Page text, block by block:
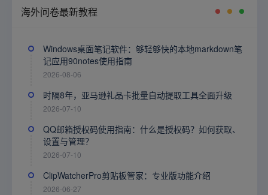
海外问卷最新教程
Windows桌面笔记软件：够轻够快的本地markdown笔
记应用90notes使用指南
2026-08-06
时隔8年，亚马逊礼品卡批量自动提取工具全面升级
2026-07-10
QQ邮箱授权码使用指南：什么是授权码？如何获取、
设置与管理？
2026-07-10
ClipWatcherPro剪贴板管家：专业版功能介绍
2026-06-27